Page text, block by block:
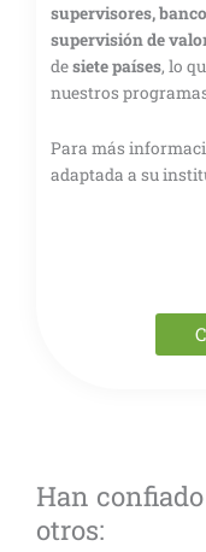
supervisores,
supervisión de
desiete países, lo
nuestros
Para más
adaptada a su
Han
otros: